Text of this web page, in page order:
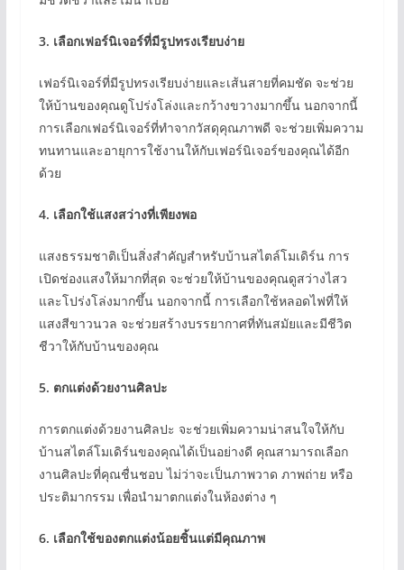
3. เลือกเฟอร์นิเจอร์ที่มีรูปทรงเรียบง่าย
เฟอร์นิเจอร์ที่มีรูปทรงเรียบง่ายและเส้นสายที่คมชัด จะช่วย
ให้บ้านของคุณดูโปร่งโล่งและกว้างขวางมากขึ้น นอกจากนี้
การเลือกเฟอร์นิเจอร์ที่ทำจากวัสดุคุณภาพดี จะช่วยเพิ่มความ
ทนทานและอายุการใช้งานให้กับเฟอร์นิเจอร์ของคุณได้อีก
ด้วย
4. เลือกใช้แสงสว่างที่เพียงพอ
แสงธรรมชาติเป็นสิ่งสำคัญสำหรับบ้านสไตล์โมเดิร์น การ
เปิดช่องแสงให้มากที่สุด จะช่วยให้บ้านของคุณดูสว่างไสว
และโปร่งโล่งมากขึ้น นอกจากนี้ การเลือกใช้หลอดไฟที่ให้
แสงสีขาวนวล จะช่วยสร้างบรรยากาศที่ทันสมัยและมีชีวิต
ชีวาให้กับบ้านของคุณ
5. ตกแต่งด้วยงานศิลปะ
การตกแต่งด้วยงานศิลปะ จะช่วยเพิ่มความน่าสนใจให้กับ
บ้านสไตล์โมเดิร์นของคุณได้เป็นอย่างดี คุณสามารถเลือก
งานศิลปะที่คุณชื่นชอบ ไม่ว่าจะเป็นภาพวาด ภาพถ่าย หรือ
ประติมากรรม เพื่อนำมาตกแต่งในห้องต่าง ๆ
6. เลือกใช้ของตกแต่งน้อยชิ้นแต่มีคุณภาพ